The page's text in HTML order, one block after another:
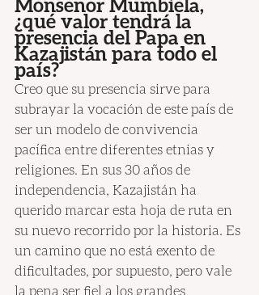
¿qué valor tendrá la
presencia del Papa en
Kazajistán para todo el
país?
Creo que su presencia sirve para
subrayar la vocación de este país de
ser un modelo de convivencia
pacífica entre diferentes etnias y
religiones. En sus 30 años de
independencia, Kazajistán ha
querido marcar esta hoja de ruta en
su nuevo recorrido por la historia. Es
un camino que no está exento de
dificultades, por supuesto, pero vale
la pena ser fiel a los grandes